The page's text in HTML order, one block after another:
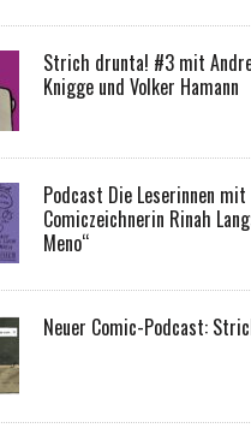
Strich drunta! #3 mit
Knigge und Volker Hamann
Podcast Die Leserinnen mit
Comiczeichnerin Rinah
Meno“
Neuer Comic-Podcast: